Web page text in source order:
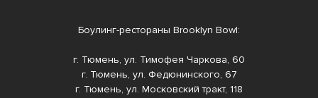
Боулинг-рестораны Brooklyn Bowl:
г. Тюмень, ул. Тимофея Чаркова, 60
г. Тюмень, ул. Федюнинского, 67
г. Тюмень, ул. Московский тракт, 118